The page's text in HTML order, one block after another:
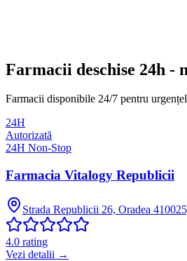
Farmacii deschise 24h -
Farmacii disponibile 24/7 pentru
24H
Autorizată
24H Non-Stop
Farmacia Vitalogy Republicii
Strada Republicii 26, Oradea
4.0 rating
Vezi detalii →